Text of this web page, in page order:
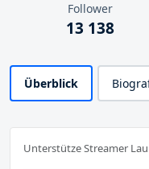
Follower
13 138
Überblick
Unterstütze Streamer